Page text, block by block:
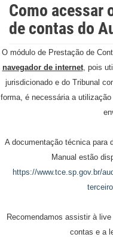
Como acessar
de contas do
O módulo de Prestação de
navegador de internet, pois
jurisdicionado e do Tribunal
forma, é necessária a
A documentação técnica para
Manual estão
https://www.tce.sp.gov.br/
Recomendamos assistir à
contas e a